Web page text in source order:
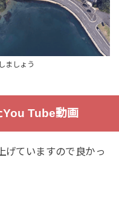
ましょう
You Tube動画
げていますので良かっ